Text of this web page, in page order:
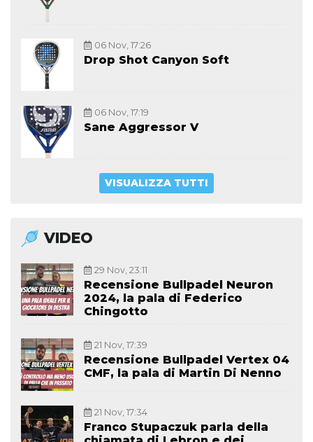
06 Nov, 17:26
Drop Shot Canyon Soft
06 Nov, 17:19
Sane Aggressor V
VISUALIZZA TUTTI
VIDEO
29 Nov, 23:11
Recensione Bullpadel Neuron
2024, la pala di Federico
Chingotto
21 Nov, 17:39
Recensione Bullpadel Vertex 04
CMF, la pala di Martin Di Nenno
21 Nov, 17:34
Franco Stupaczuk parla della